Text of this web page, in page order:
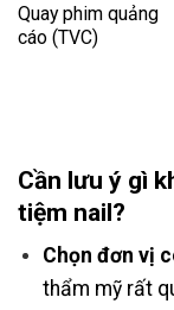
Quay phim quảng
cáo (TVC)
Cần lưu ý gì
tiệm nail?
Chọn đơn vị
thẩm mỹ rất